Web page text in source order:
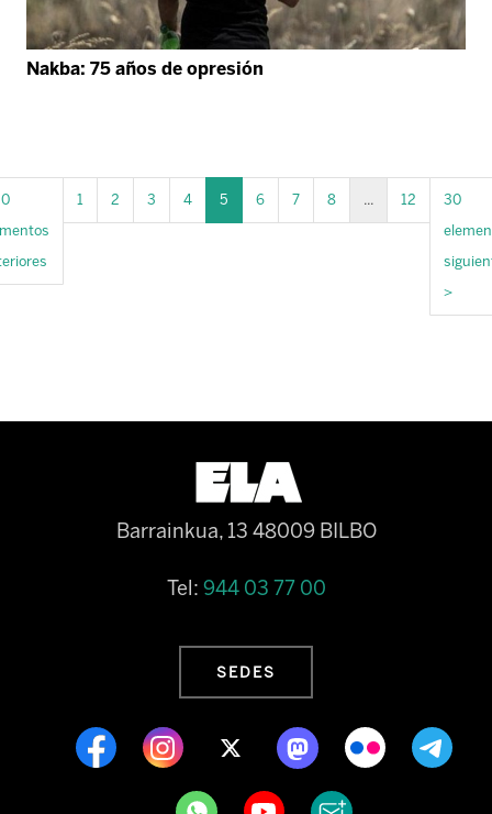
Nakba: 75 años de opresión
1 2 3 4 5 6 7 8 ... 12
30
>
Barrainkua, 13 48009 BILBO
Tel: 944 03 77 00
SEDES